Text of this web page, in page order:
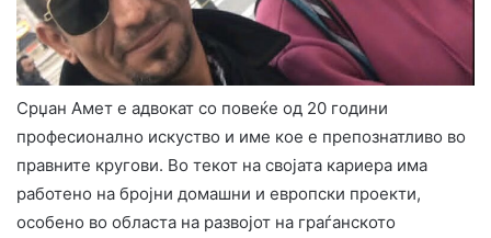
Срџан Амет е адвокат со повеќе од 20 години
професионално искуство и име кое е препознатливо во
правните кругови. Во текот на својата кариера има
работено на бројни домашни и европски проекти,
особено во областа на развојот на граѓанското